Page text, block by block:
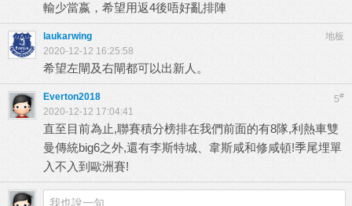
輸少當嬴，希望用返4後唔好亂排陣
地板
laukarwing
2020-12-12 16:25:58
希望左閘及右閘都可以出新人。
5#
Everton2018
2020-12-12 17:04:41
直至目前為止,聯賽積分榜排在我們前面的有8隊,利熱車雙
曼傳統big6之外,還有李斯特城、韋斯咸和修咸頓!季尾埋單
入不入到歐洲賽!